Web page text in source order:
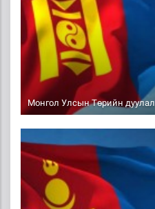
Монгол Улсын Төрийн дуулал